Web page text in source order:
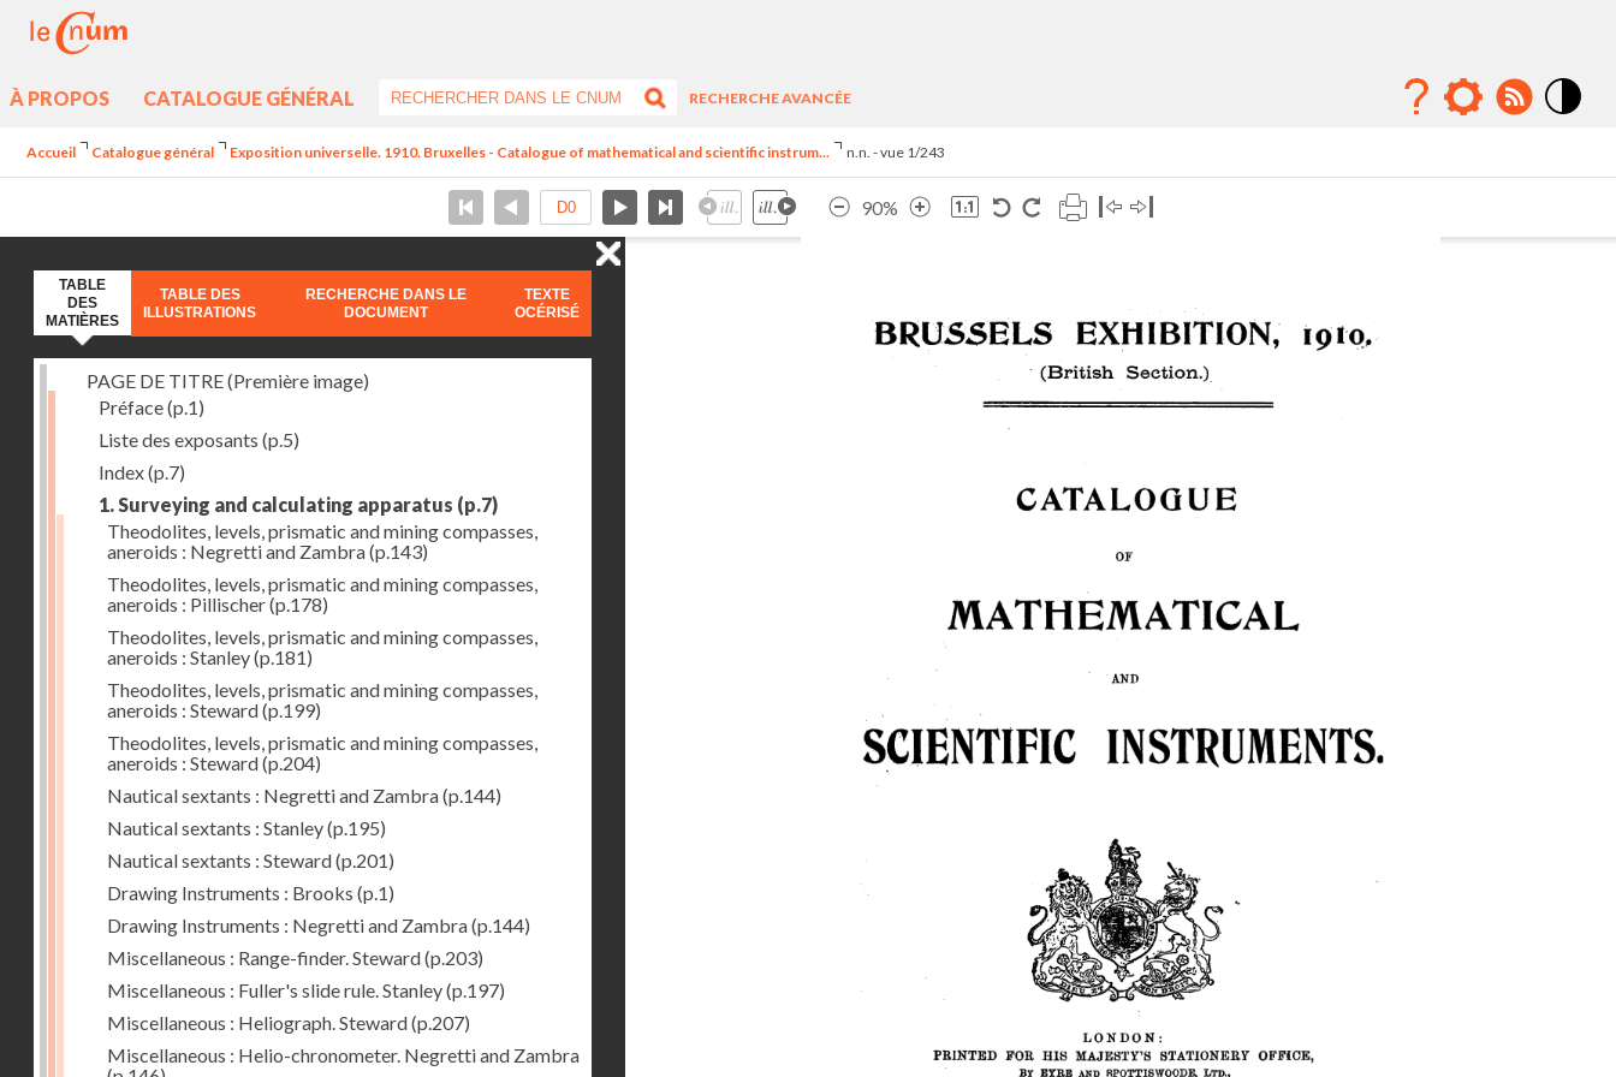
À PROPOS CATALOGUE GÉNÉRAL
RECHERCHE AVANCÉE
Accueil Catalogue général Exposition universelle. 1910. Bruxelles - Catalogue of mathematical and scientific instrum... n.n. - vue 1/243
90%
TABLE
DES
MATIÈRES
TABLE DES
ILLUSTRATIONS
RECHERCHE DANS LE
DOCUMENT
TEXTE
OCÉRISÉ
PAGE DE TITRE (Première image)
Préface(p.1)
Liste des exposants (p.5)
Index(p.7)
1. Surveying and calculating apparatus (p.7)
Theodolites, levels, prismatic and mining compasses,
aneroids : Negretti and Zambra(p.143)
Theodolites, levels, prismatic and mining compasses,
aneroids : Pillischer(p.178)
Theodolites, levels, prismatic and mining compasses,
aneroids : Stanley(p.181)
Theodolites, levels, prismatic and mining compasses,
aneroids : Steward(p.199)
Theodolites, levels, prismatic and mining compasses,
aneroids : Steward(p.204)
Nautical sextants : Negretti and Zambra(p.144)
Nautical sextants : Stanley(p.195)
Nautical sextants : Steward(p.201)
Drawing Instruments : Brooks (p.1)
Drawing Instruments : Negretti and Zambra(p.144)
Miscellaneous : Range-finder. Steward(p.203)
Miscellaneous : Fuller's slide rule. Stanley(p.197)
Miscellaneous : Heliograph. Steward(p.207)
Miscellaneous : Helio-chronometer. Negretti and Zambra